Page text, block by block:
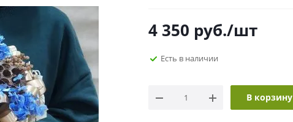
4 350 руб./шт
Есть в наличии
В корзину